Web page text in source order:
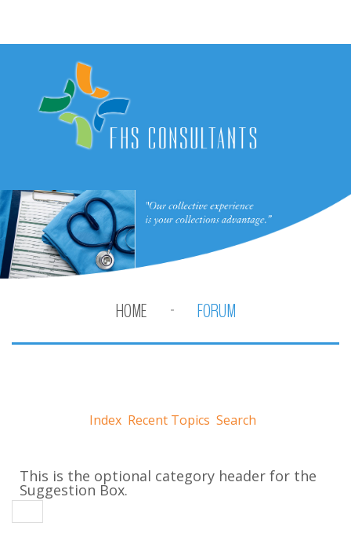
HOME FORUM
Index Recent Topics Search
This is the optional category header for the
Suggestion Box.